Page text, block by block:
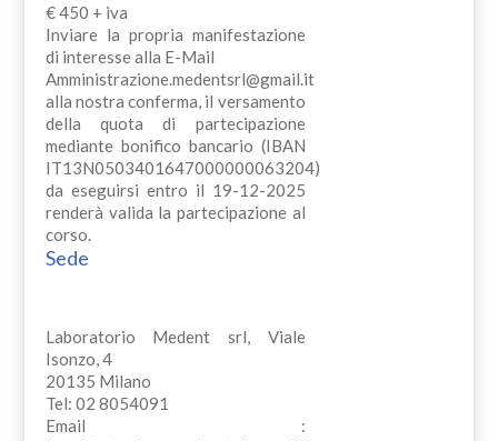
€ 450 + iva
Inviare la propria manifestazione
di interesse alla E-Mail
Amministrazione.medentsrl@gmail.it
alla nostra conferma, il versamento
della quota di partecipazione
mediante bonifico bancario (IBAN
IT13N0503401647000000063204)
da eseguirsi entro il 19-12-2025
renderà valida la partecipazione al
corso.
Sede
Laboratorio Medent srl, Viale
Isonzo, 4
20135 Milano
Tel: 02 8054091
Email :